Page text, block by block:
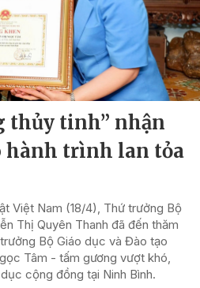
thủy tinh” nhận
hành trình lan tỏa
Việt Nam (18/4), Thứ trưởng Bộ
Thị Quyên Thanh đã đến thăm
Bộ Giáo dục và Đào tạo
Tâm - tấm gương vượt khó,
cộng đồng tại Ninh Bình.